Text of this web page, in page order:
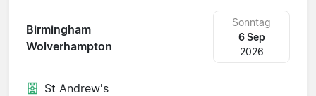
Birmingham
Wolverhampton
Sonntag
6 Sep
2026
St Andrew's